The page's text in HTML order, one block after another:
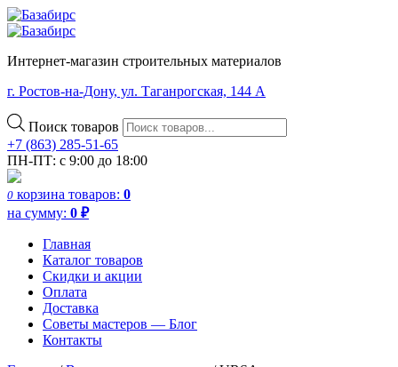
Интернет-магазин строительных материалов
г. Ростов-на-Дону, ул. Таганрогская, 144 А
Поиск товаров
+7 (863) 285-51-65
ПН-ПТ: с 9:00 до 18:00
0 корзина товаров: 0
на сумму: 0 ₽
Главная
Каталог товаров
Скидки и акции
Оплата
Доставка
Советы мастеров — Блог
Контакты